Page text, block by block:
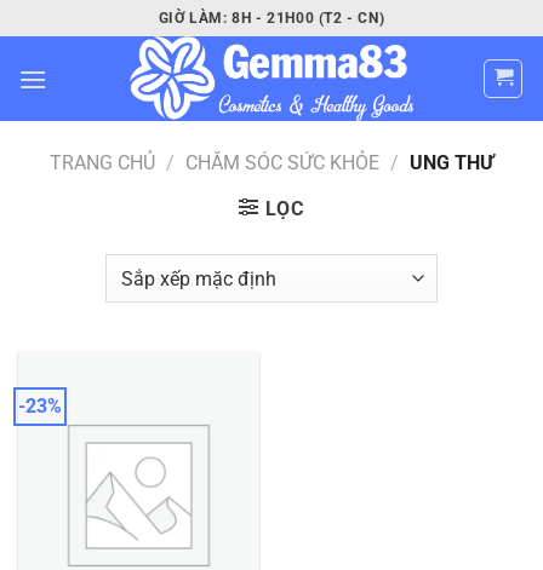
qua
nội
GIỜ LÀM: 8H - 21H00 (T2 - CN)
TRANG CHỦ / CHĂM SÓC SỨC KHỎE / UNG THƯ
LỌC
-23%